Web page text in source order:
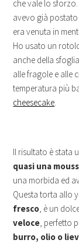
che vale lo
avevo già postato
era venuta in
Ho usato un
anche della
alle fragole e alle
temperatura più
cheesecake.
Il risultato è stata
quasi una
una morbida ed
Questa torta allo
fresco, è un
veloce, perfetto
burro, olio o